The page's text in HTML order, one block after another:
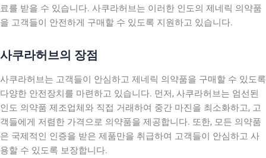
료를 받을 수 있습니다. 사쿠라허브는 이러한 인도의 제네릭 의약품
을 고객들이 안전하게 구매할 수 있도록 지원하고 있습니다.
사쿠라허브의 장점
사쿠라허브는 고객들이 안심하고 제네릭 의약품을 구매할 수 있도록
다양한 안전장치를 마련하고 있습니다. 먼저, 사쿠라허브는 엄선된
인도 의약품 제조업체와 직접 거래하여 중간 마진을 최소화하고, 고
객들에게 저렴한 가격으로 의약품을 제공합니다. 또한, 모든 의약품
은 국제적인 인증을 받은 제품만을 취급하여 고객들이 안심하고 사
용할 수 있도록 보장합니다.